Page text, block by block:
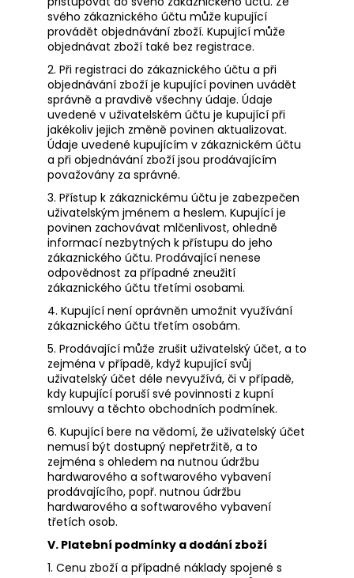
svého zákaznického účtu může kupující
provádět objednávání zboží. Kupující může
objednávat zboží také bez registrace.
2. Při registraci do zákaznického účtu a při
objednávání zboží je kupující povinen uvádět
správně a pravdivě všechny údaje. Údaje
uvedené v uživatelském účtu je kupující při
jakékoliv jejich změně povinen aktualizovat.
Údaje uvedené kupujícím v zákaznickém účtu
a při objednávání zboží jsou prodávajícím
považovány za správné.
3. Přístup k zákaznickému účtu je zabezpečen
uživatelským jménem a heslem. Kupující je
povinen zachovávat mlčenlivost, ohledně
informací nezbytných k přístupu do jeho
zákaznického účtu. Prodávající nenese
odpovědnost za případné zneužití
zákaznického účtu třetími osobami.
4. Kupující není oprávněn umožnit využívání
zákaznického účtu třetím osobám.
5. Prodávající může zrušit uživatelský účet, a to
zejména v případě, když kupující svůj
uživatelský účet déle nevyužívá, či v případě,
kdy kupující poruší své povinnosti z kupní
smlouvy a těchto obchodních podmínek.
6. Kupující bere na vědomí, že uživatelský účet
nemusí být dostupný nepřetržitě, a to
zejména s ohledem na nutnou údržbu
hardwarového a softwarového vybavení
prodávajícího, popř. nutnou údržbu
hardwarového a softwarového vybavení
třetích osob.
V. Platební podmínky a dodání zboží
1. Cenu zboží a případné náklady spojené s